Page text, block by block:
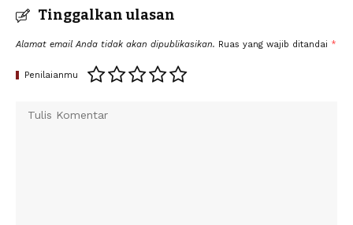
Tinggalkan ulasan
Alamat email Anda tidak akan dipublikasikan. Ruas yang wajib ditandai *
Penilaianmu